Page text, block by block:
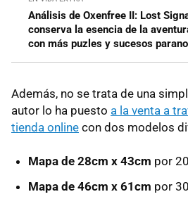
Análisis de Oxenfree II: Lost
conserva la esencia de la
con más puzles y sucesos
Además, no se trata de una
autor lo ha puesto a la venta a
tienda online con dos modelos
Mapa de 28cm x 43cm por
Mapa de 46cm x 61cm por